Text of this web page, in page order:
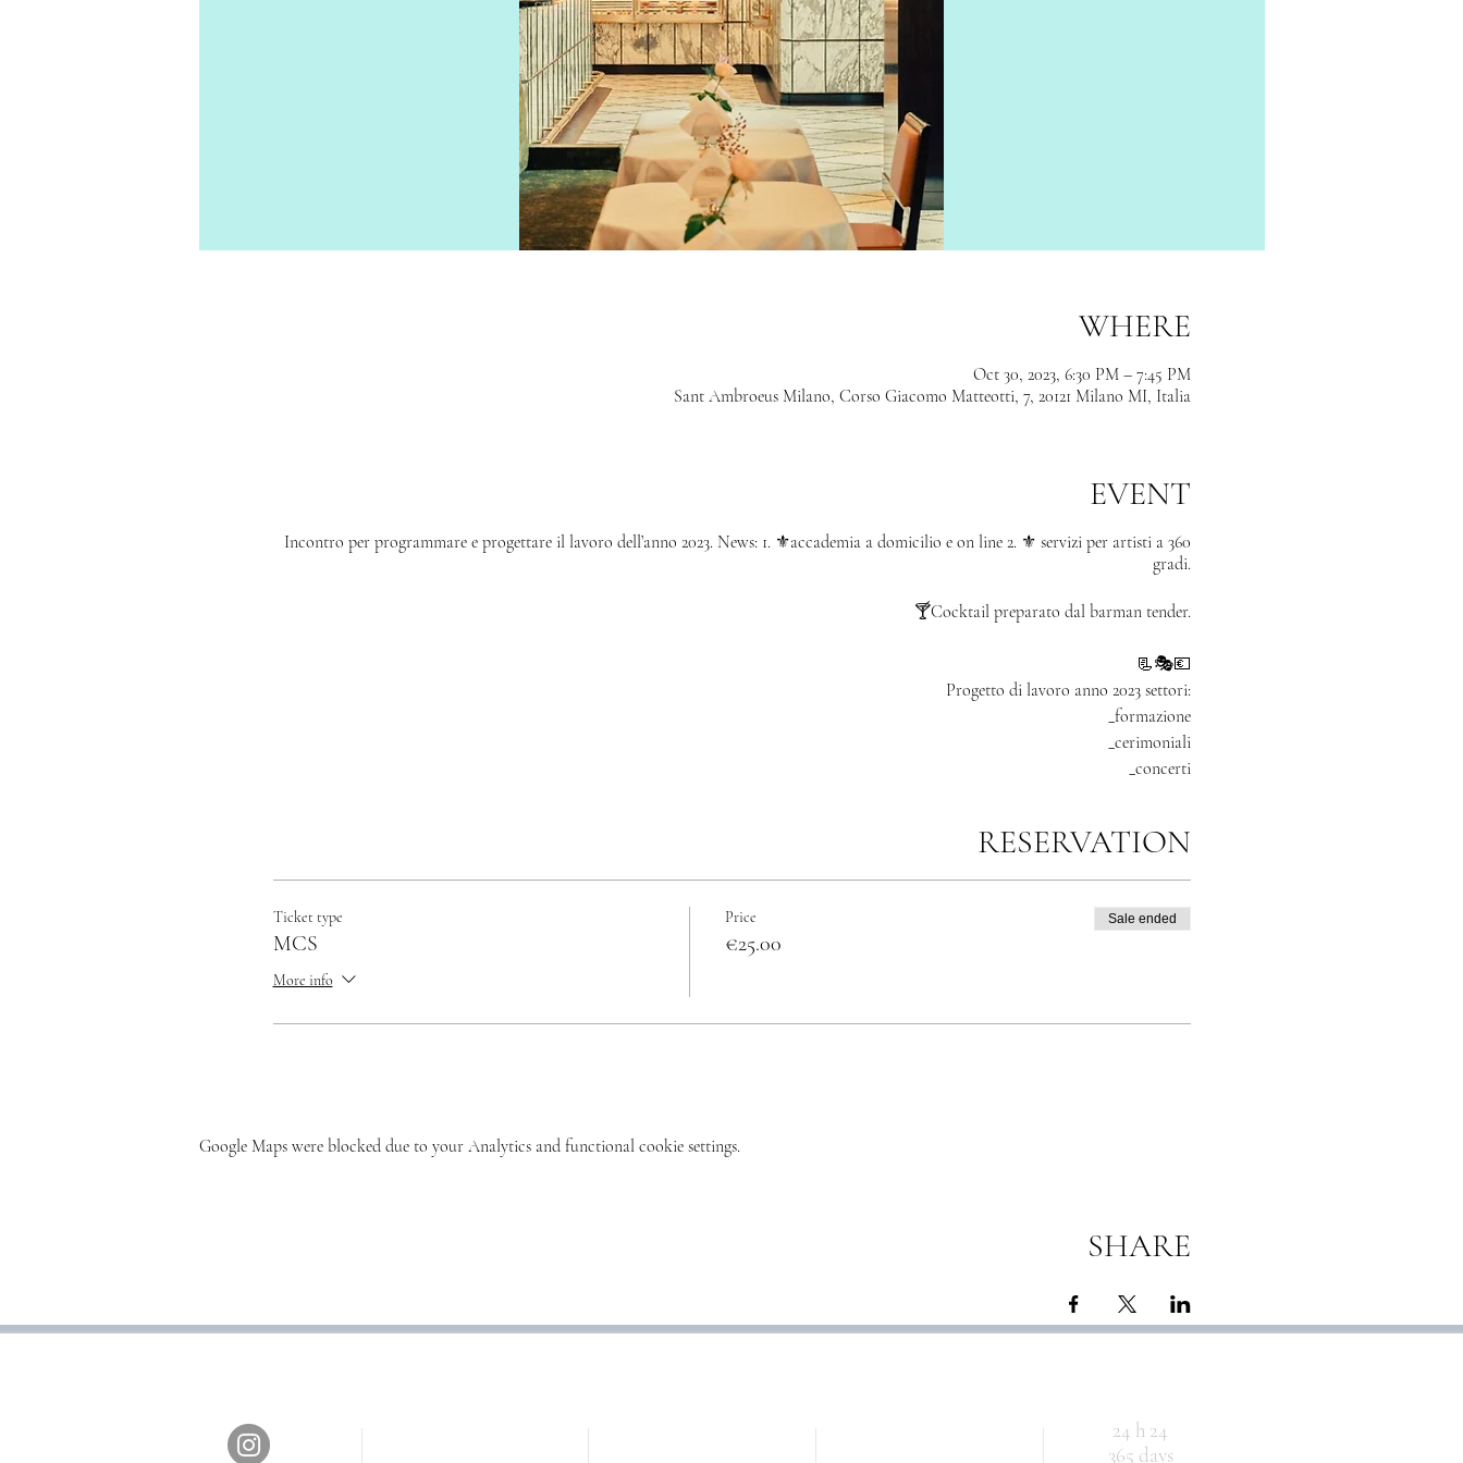
WHERE
Oct 30, 2023, 6:30 PM – 7:45 PM
Sant Ambroeus Milano, Corso Giacomo Matteotti, 7, 20121 Milano MI, Italia
EVENT
Incontro per programmare e progettare il lavoro dell’anno 2023. News: 1. ⚜️accademia a domicilio e on line 2. ⚜️ servizi per artisti a 360
gradi.
🍸Cocktail preparato dal barman tender.
📃🎭💶
Progetto di lavoro anno 2023 settori:
_formazione
_cerimoniali
_concerti
_eventi
Prenotando, il sig/ra musicista, occupa il proprio posto demandando a MCS di regolare il costo del cocktail e del tavolo riservato per
RESERVATION
Ticket type
MCS
More info
Price
€25.00
Sale ended
Google Maps were blocked due to your Analytics and functional cookie settings.
SHARE
24 h 24
365 days